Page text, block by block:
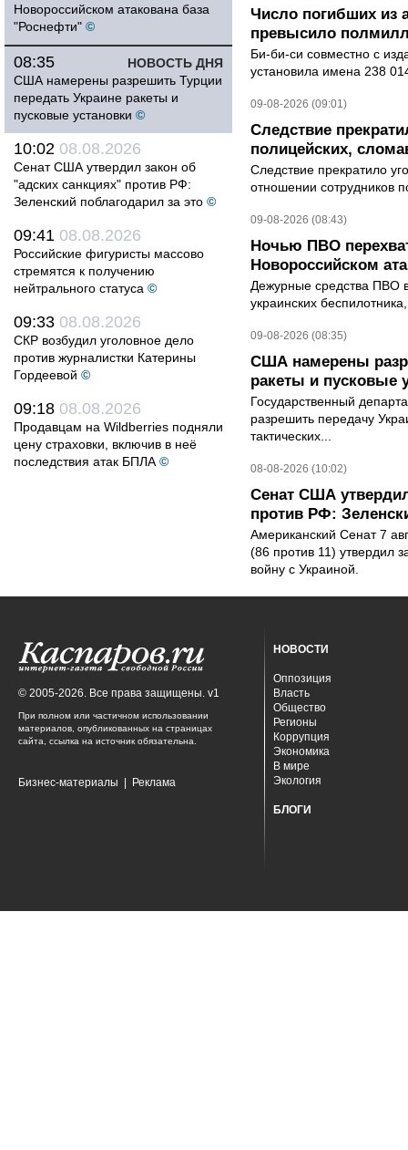
Новороссийском атакована база
"Роснефти" ©
НОВОСТЬ ДНЯ
08:35
США намерены разрешить Турции
передать Украине ракеты и
пусковые установки ©
10:02 08.08.2026
Сенат США утвердил закон об
"адских санкциях" против РФ:
Зеленский поблагодарил за это ©
09:41 08.08.2026
Российские фигуристы массово
стремятся к получению
нейтрального статуса ©
09:33 08.08.2026
СКР возбудил уголовное дело
против журналистки Катерины
Гордеевой ©
09:18 08.08.2026
Продавцам на Wildberries подняли
цену страховки, включив в неё
последствия атак БПЛА ©
Число погибших из
превысило
Би-би-си совместно с
установила имена 238
09-08-2026 (09:01)
Следствие
полицейских,
Следствие прекратило
отношении сотрудников
09-08-2026 (08:43)
Ночью ПВО
Новороссийском
Дежурные средства ПВО
украинских
09-08-2026 (08:35)
США намерены
ракеты и пусковые
Государственный
разрешить передачу
тактических...
08-08-2026 (10:02)
Сенат США
против РФ:
Американский Сенат 7
(86 против 11) утвердил
войну с Украиной.
© 2005-2026. Все права защищены. v1
При полном или частичном использовании
материалов, опубликованных на страницах
сайта, ссылка на источник обязательна.
Бизнес-материалы Реклама
НОВОСТИ
Оппозиция
Власть
Общество
Регионы
Коррупция
Экономика
В мире
Экология
БЛОГИ